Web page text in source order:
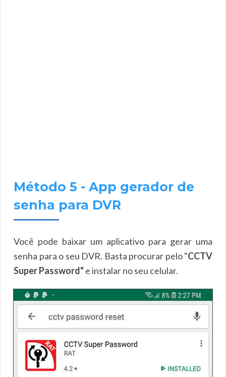
Método 5 - App gerador de
senha para DVR
Você pode baixar um aplicativo para gerar uma
senha para o seu DVR. Basta procurar pelo "CCTV
Super Password"e instalar no seu celular.